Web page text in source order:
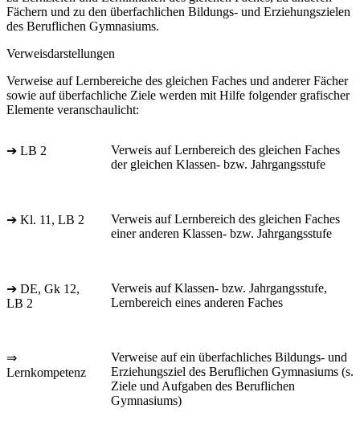
Fächern und zu den überfachlichen Bildungs- und Erziehungszielen
des Beruflichen Gymnasiums.
Verweisdarstellungen
Verweise auf Lernbereiche des gleichen Faches und anderer Fächer
sowie auf überfachliche Ziele werden mit Hilfe folgender grafischer
Elemente veranschaulicht:
➔ LB 2
Verweis auf Lernbereich des gleichen Faches
der gleichen Klassen- bzw. Jahrgangsstufe
➔ Kl. 11, LB 2
Verweis auf Lernbereich des gleichen Faches
einer anderen Klassen- bzw. Jahrgangsstufe
➔ DE, Gk 12,
LB 2
Verweis auf Klassen- bzw. Jahrgangsstufe,
Lernbereich eines anderen Faches
⇒
Lernkompetenz
Verweise auf ein überfachliches Bildungs- und
Erziehungsziel des Beruflichen Gymnasiums (s.
Ziele und Aufgaben des Beruflichen
Gymnasiums)